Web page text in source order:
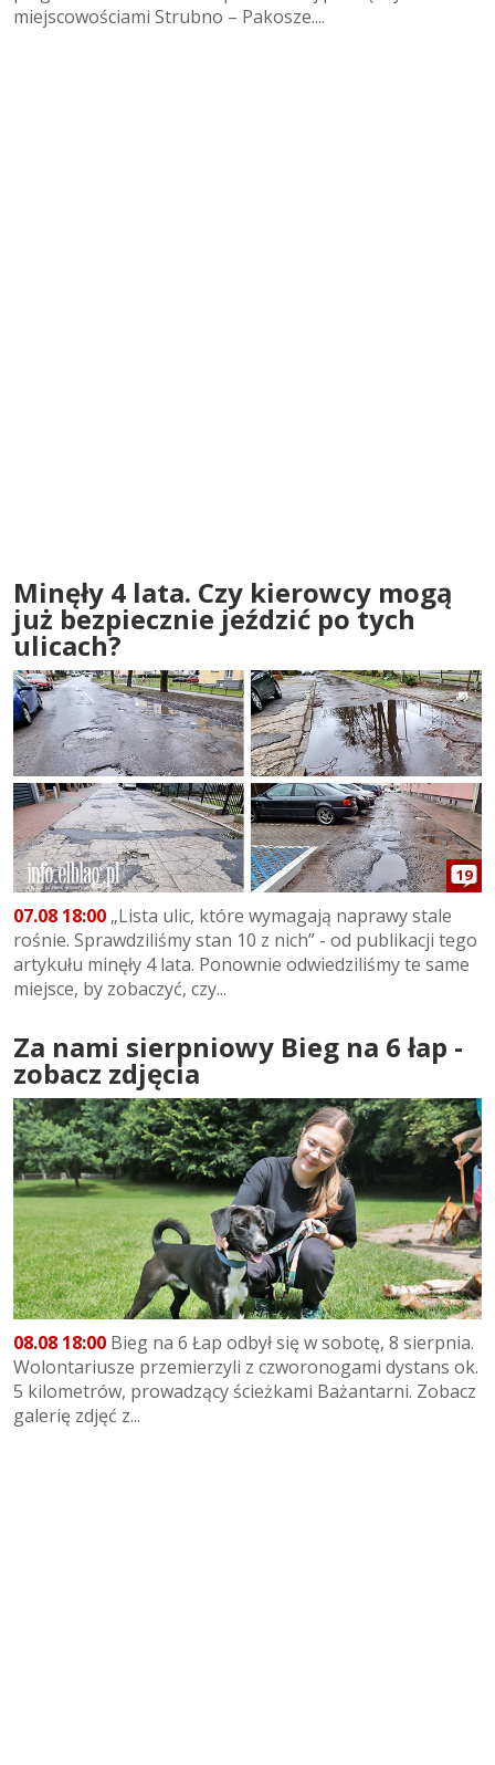
miejscowościami Strubno – Pakosze....
Minęły 4 lata. Czy kierowcy mogą
już bezpiecznie jeździć po tych
ulicach?
19
07.08 18:00 „Lista ulic, które wymagają naprawy stale
rośnie. Sprawdziliśmy stan 10 z nich” - od publikacji tego
artykułu minęły 4 lata. Ponownie odwiedziliśmy te same
miejsce, by zobaczyć, czy...
Za nami sierpniowy Bieg na 6 łap -
zobacz zdjęcia
08.08 18:00 Bieg na 6 Łap odbył się w sobotę, 8 sierpnia.
Wolontariusze przemierzyli z czworonogami dystans ok.
5 kilometrów, prowadzący ścieżkami Bażantarni. Zobacz
galerię zdjęć z...